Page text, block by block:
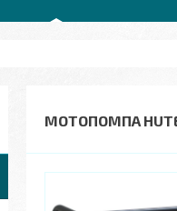
МОТОПОМПА